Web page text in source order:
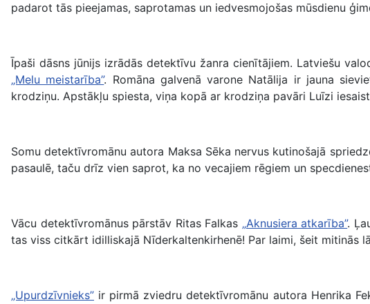
padarot tās pieejamas, saprotamas un iedvesmojošas mūsdienu
Īpaši dāsns jūnijs izrādās detektīvu žanra cienītājiem. Latviešu
„Melu meistarība”. Romāna galvenā varone Natālija ir jauna
krodziņu. Apstākļu spiesta, viņa kopā ar krodziņa pavāri Luīzi
Somu detektīvromānu autora Maksa Sēka nervus kutinošajā
pasaulē, taču drīz vien saprot, ka no vecajiem rēgiem un
Vācu detektīvromānus pārstāv Ritas Falkas „Aknusiera atkarība”.
tas viss citkārt idilliskajā Nīderkaltenkirhenē! Par laimi, šeit mitinās
„Upurdzīvnieks” ir pirmā zviedru detektīvromānu autora Henrika